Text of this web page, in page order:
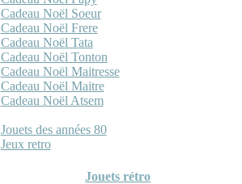
Cadeau Noël Soeur
Cadeau Noël Frere
Cadeau Noël Tata
Cadeau Noël Tonton
Cadeau Noël Maitresse
Cadeau Noël Maitre
Cadeau Noël Atsem
Jouets des années 80
Jeux retro
Jouets rétro